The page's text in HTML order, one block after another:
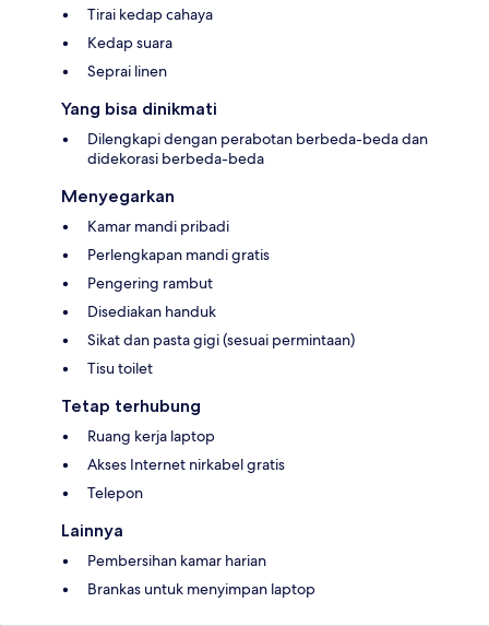
Tirai kedap cahaya
Kedap suara
Seprai linen
Yang bisa dinikmati
Dilengkapi dengan perabotan berbeda-beda dan
didekorasi berbeda-beda
Menyegarkan
Kamar mandi pribadi
Perlengkapan mandi gratis
Pengering rambut
Disediakan handuk
Sikat dan pasta gigi (sesuai permintaan)
Tisu toilet
Tetap terhubung
Ruang kerja laptop
Akses Internet nirkabel gratis
Telepon
Lainnya
Pembersihan kamar harian
Brankas untuk menyimpan laptop